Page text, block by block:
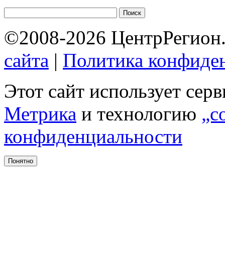
©2008-2026
сайта | Политика
Этот сайт использует
Метрика и технологию
конфиденциальности
Понятно